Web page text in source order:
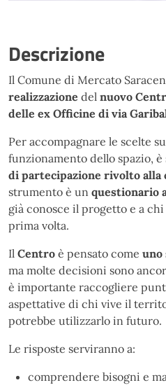
Descrizione
Il Comune di Mercato
realizzazione del nuovo
delle ex Officine di via
Per accompagnare le scelte
funzionamento dello spazio, è
di partecipazione rivolto alla
strumento è un questionario
già conosce il progetto e a
prima volta.
Il Centro è pensato come uno
ma molte decisioni sono
è importante raccogliere
aspettative di chi vive il
potrebbe utilizzarlo in futuro.
Le risposte serviranno a:
comprendere bisogni e